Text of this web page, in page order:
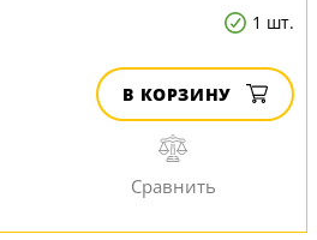
1 шт.
В КОРЗИНУ